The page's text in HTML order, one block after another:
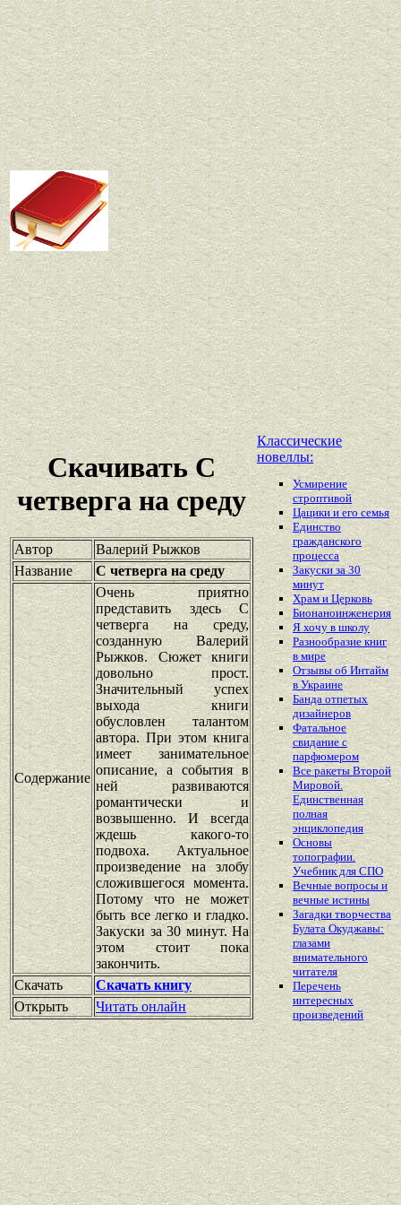
Скачивать С
четверга на среду
Автор
Валерий Рыжков
Название
С четверга на среду
Содержание
Очень приятно
представить здесь С
четверга на среду,
созданную Валерий
Рыжков. Сюжет книги
довольно прост.
Значительный успех
выхода книги
обусловлен талантом
автора. При этом книга
имеет занимательное
описание, а события в
ней развиваются
романтически и
возвышенно. И всегда
ждешь какого-то
подвоха. Актуальное
произведение на злобу
сложившегося момента.
Потому что не может
быть все легко и гладко.
Закуски за 30 минут. На
этом стоит пока
закончить.
Скачать
Скачать книгу
Открыть
Читать онлайн
Классические
новеллы:
Усмирение
строптивой
Цацики и его семья
Единство
гражданского
процесса
Закуски за 30
минут
Храм и Церковь
Бионаноинженерия
Я хочу в школу
Разнообразие книг
в мире
Отзывы об Интайм
в Украине
Банда отпетых
дизайнеров
Фатальное
свидание с
парфюмером
Все ракеты Второй
Мировой.
Единственная
полная
энциклопедия
Основы
топографии.
Учебник для СПО
Вечные вопросы и
вечные истины
Загадки творчества
Булата Окуджавы:
глазами
внимательного
читателя
Перечень
интересных
произведений